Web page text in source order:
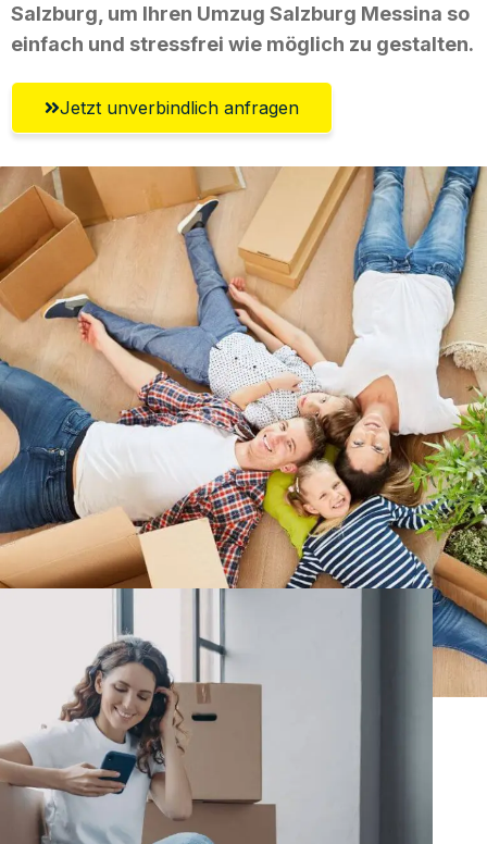
Salzburg, um Ihren Umzug Salzburg Messina so
einfach und stressfrei wie möglich zu gestalten.
Jetzt unverbindlich anfragen